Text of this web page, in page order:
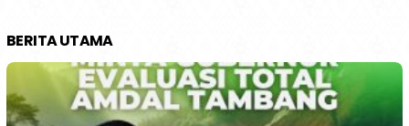
BERITA UTAMA